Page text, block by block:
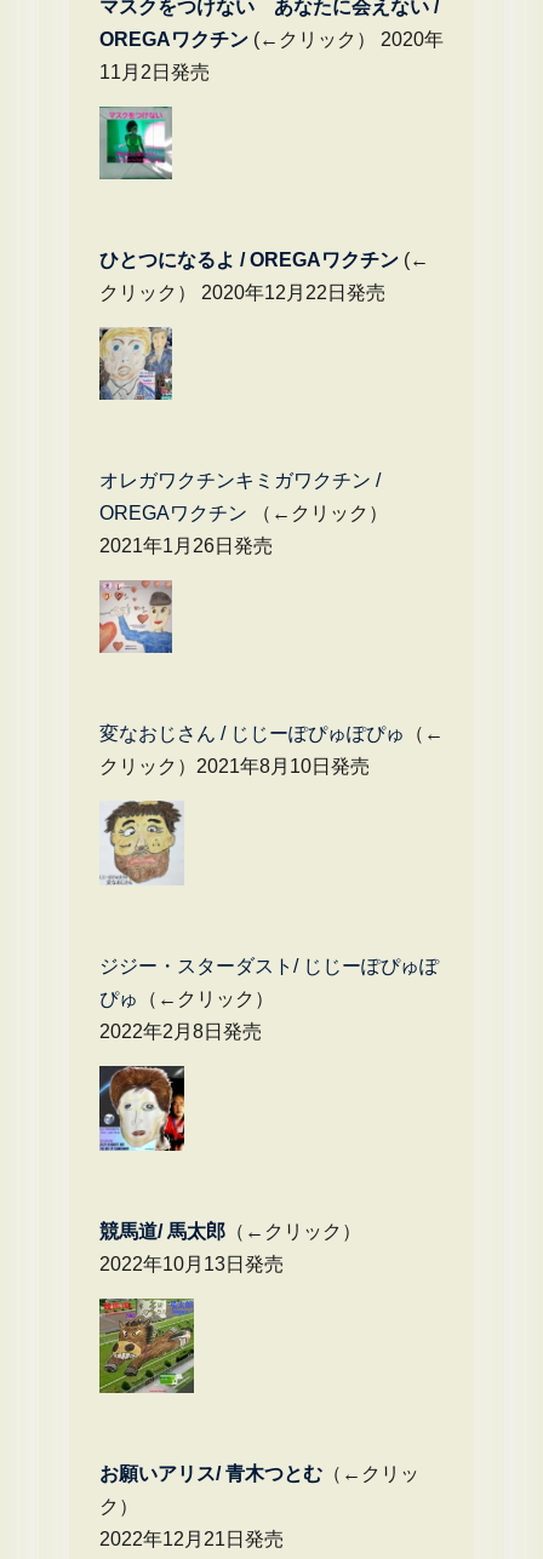
マスクをつけない あなたに会えない /
OREGAワクチン(←クリック） 2020年
11月2日発売
ひとつになるよ / OREGAワクチン(←
クリック） 2020年12月22日発売
オレガワクチンキミガワクチン /
OREGAワクチン （←クリック）
2021年1月26日発売
変なおじさん / じじーぽぴゅぽぴゅ
（←
クリック）2021年8月10日発売
ジジー・スターダスト/ じじーぽぴゅぽ
ぴゅ
（←クリック）
2022年2月8日発売
競馬道/ 馬太郎（←クリック）
2022年10月13日発売
お願いアリス/ 青木つとむ（←クリッ
ク）
2022年12月21日発売